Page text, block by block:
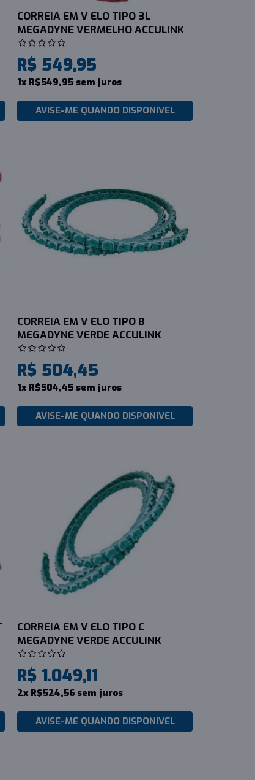
CORREIA EM V ELO TIPO 3L
MEGADYNE VERMELHO ACCULINK
R$ 549,95
1x R$549,95 sem juros
AVISE-ME QUANDO DISPONIVEL
CORREIA EM V ELO TIPO B
MEGADYNE VERDE ACCULINK
R$ 504,45
1x R$504,45 sem juros
AVISE-ME QUANDO DISPONIVEL
CORREIA EM V ELO TIPO C
MEGADYNE VERDE ACCULINK
R$ 1.049,11
2x R$524,56 sem juros
AVISE-ME QUANDO DISPONIVEL